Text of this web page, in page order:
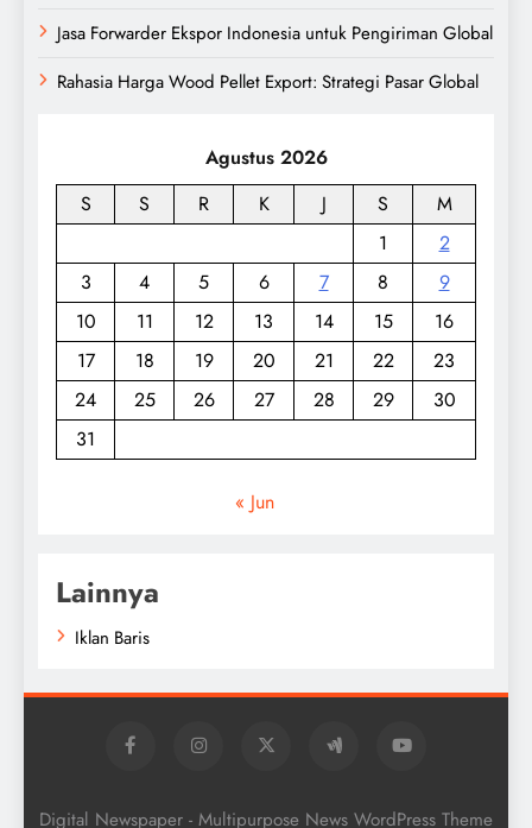
Jasa Forwarder Ekspor Indonesia untuk Pengiriman Global
Rahasia Harga Wood Pellet Export: Strategi Pasar Global
Agustus 2026
S
S R K J S
M
1
2
3
4 5 6 7 8
9
10
11 12 13 14 15
16
17
18 19 20 21 22
23
24
25 26 27 28 29
30
31
« Jun
Lainnya
Iklan Baris
Digital Newspaper - Multipurpose News WordPress Theme